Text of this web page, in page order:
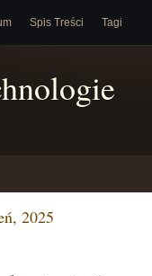
Spis Treści Tagi
2025